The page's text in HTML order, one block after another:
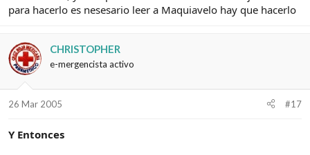
para hacerlo es nesesario leer a Maquiavelo hay que hacerlo
CHRISTOPHER
e-mergencista activo
26 Mar 2005 #17
Y Entonces